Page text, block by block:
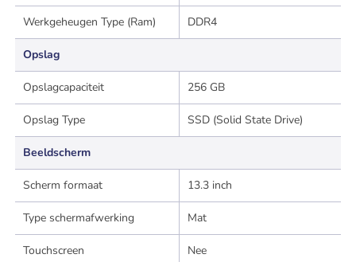
Werkgeheugen Type (Ram) DDR4
Opslag
Opslagcapaciteit 256 GB
Opslag Type SSD (Solid State Drive)
Beeldscherm
Scherm formaat 13.3 inch
Type schermafwerking Mat
Touchscreen Nee